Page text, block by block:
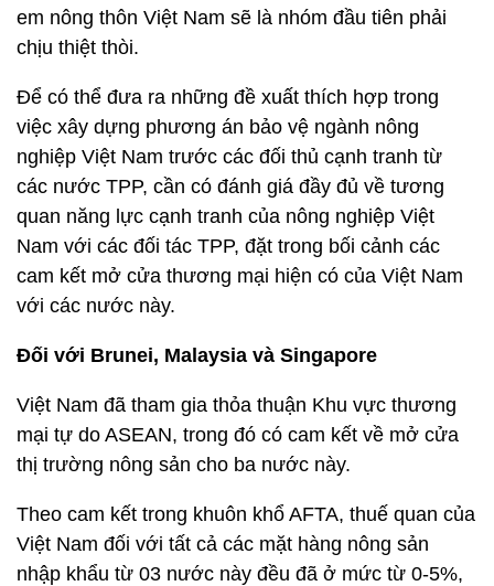
em nông thôn Việt Nam sẽ là nhóm đầu tiên phải
chịu thiệt thòi.
Để có thể đưa ra những đề xuất thích hợp trong
việc xây dựng phương án bảo vệ ngành nông
nghiệp Việt Nam trước các đối thủ cạnh tranh từ
các nước TPP, cần có đánh giá đầy đủ về tương
quan năng lực cạnh tranh của nông nghiệp Việt
Nam với các đối tác TPP, đặt trong bối cảnh các
cam kết mở cửa thương mại hiện có của Việt Nam
với các nước này.
Đối với Brunei, Malaysia và Singapore
Việt Nam đã tham gia thỏa thuận Khu vực thương
mại tự do ASEAN, trong đó có cam kết về mở cửa
thị trường nông sản cho ba nước này.
Theo cam kết trong khuôn khổ AFTA, thuế quan của
Việt Nam đối với tất cả các mặt hàng nông sản
nhập khẩu từ 03 nước này đều đã ở mức từ 0-5%,